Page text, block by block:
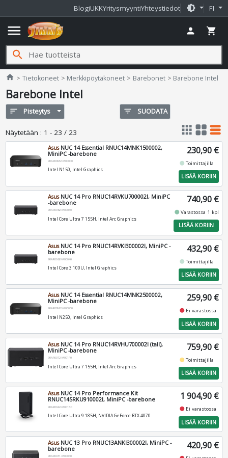
BlogiUKKYritysmyyntiYhteystiedot brightness_medium FI
menu person shopping_cart
search
home Jimms.fi
Tietokoneet Merkkipöytäkoneet Barebonet Barebone Intel
Barebone Intel
sort Pisteytys filter_list SUODATA
Näytetään : 1 - 23 / 23 apps grid_view table_rows
AsusNUC 14 Essential RNUC14MNK1500002,
MiniPC -barebone
90AR00M2-M000F0
Intel N150, Intel Graphics
230,90 €
fiber_manual_recordToimittajilla
LISÄÄ KORIIN
AsusNUC 14 Pro RNUC14RVKU700002I, MiniPC
-barebone
90AR0062-M000E0
Intel Core Ultra 7 155H, Intel Arc Graphics
740,90 €
fiber_manual_recordVarastossa 1 kpl
LISÄÄ KORIIN
AsusNUC 14 Pro RNUC14RVKI300002I, MiniPC -
barebone
90AR0062-M00040
Intel Core 3 100U, Intel Graphics
432,90 €
fiber_manual_recordToimittajilla
LISÄÄ KORIIN
AsusNUC 14 Essential RNUC14MNK2500002,
MiniPC -barebone
90AR00M2-M00030
Intel N250, Intel Graphics
259,90 €
fiber_manual_record Ei varastossa
LISÄÄ KORIIN
AsusNUC 14 Pro RNUC14RVHU700002I (tall),
MiniPC -barebone
90AR0072-M001P0
Intel Core Ultra 7 155H, Intel Arc Graphics
759,90 €
fiber_manual_recordToimittajilla
LISÄÄ KORIIN
AsusNUC 14 Pro Performance Kit
RNUC14SRKU910002I, MiniPC -barebone
90AR0042-M001B0
Intel Core Ultra 9 185H, NVIDIA GeForce RTX 4070
1 904,90 €
fiber_manual_record Ei varastossa
LISÄÄ KORIIN
AsusNUC 13 Pro RNUC13ANKI300002I, MiniPC -
barebone
90AR0031-M00040
420,90 €